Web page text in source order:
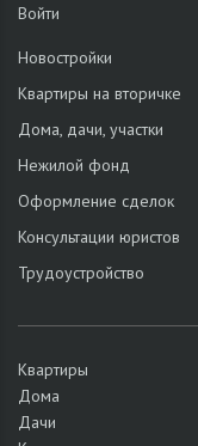
Войти
Новостройки
Квартиры на вторичке
Дома, дачи, участки
Нежилой фонд
Оформление сделок
Консультации юристов
Трудоустройство
Квартиры
Дома
Дачи